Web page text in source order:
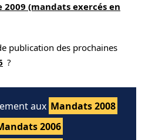
(mandats exercés en
publication des prochaines
?
aux Mandats 2008
2006